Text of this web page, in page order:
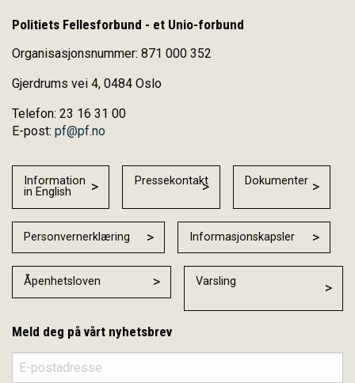
Politiets Fellesforbund - et Unio-forbund
Organisasjonsnummer: 871 000 352
Gjerdrums vei 4, 0484 Oslo
Telefon: 23 16 31 00
E-post: pf@pf.no
Information
in English
Pressekontakt Dokumenter
Personvernerklæring Informasjonskapsler
Åpenhetsloven Varsling
Meld deg på vårt nyhetsbrev